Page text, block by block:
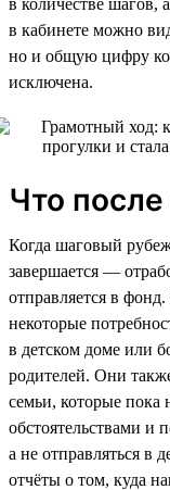
в кабинете можно
но и общую цифру
исключена.
Что
Когда шаговый
завершается —
отправляется в
некоторые
в детском доме или
родителей. Они
семьи, которые пока
обстоятельствами и
а не отправляться в
отчёты о том, куда